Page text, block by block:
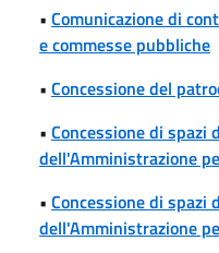
• Comunicazione di
e commesse pubbliche
• Concessione del
• Concessione di spazi
dell'Amministrazione
• Concessione di spazi
dell'Amministrazione